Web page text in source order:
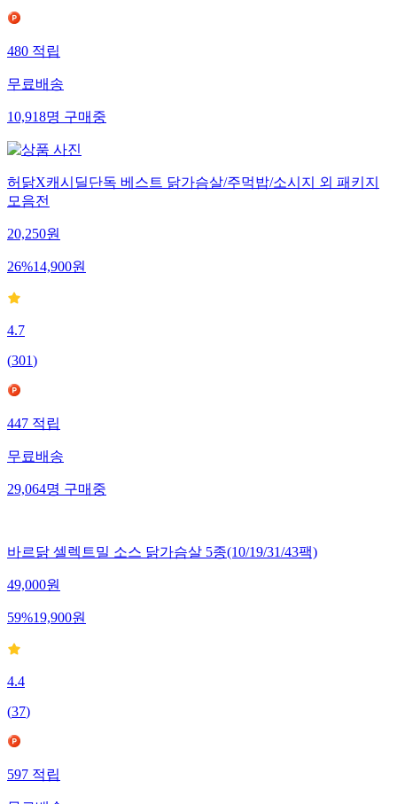
480적립
무료배송
10,918명구매중
허닭X캐시딜단독 베스트 닭가슴살/주먹밥/소시지 외 패키지
모음전
20,250원
26%14,900원
4.7
(301)
447적립
무료배송
29,064명구매중
바르닭 셀렉트밀 소스 닭가슴살 5종(10/19/31/43팩)
49,000원
59%19,900원
4.4
(37)
597적립